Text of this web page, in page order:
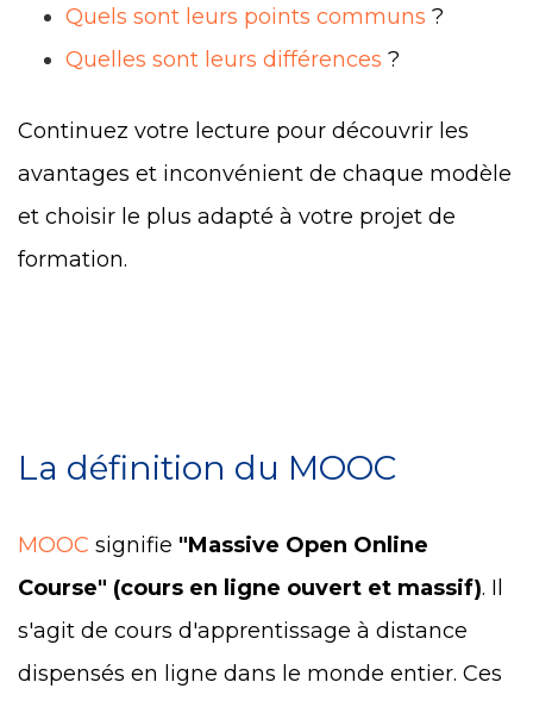
Quels sont leurs points communs ?
Quelles sont leurs différences ?
Continuez votre lecture pour découvrir les
avantages et inconvénient de chaque modèle
et choisir le plus adapté à votre projet de
formation.
La définition du MOOC
MOOC signifie "Massive Open Online
Course" (cours en ligne ouvert et massif). Il
s'agit de cours d'apprentissage à distance
dispensés en ligne dans le monde entier. Ces